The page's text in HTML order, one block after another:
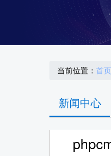
当前位置： 首页
新闻中心